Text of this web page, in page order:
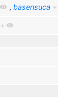
, basensuca +
+